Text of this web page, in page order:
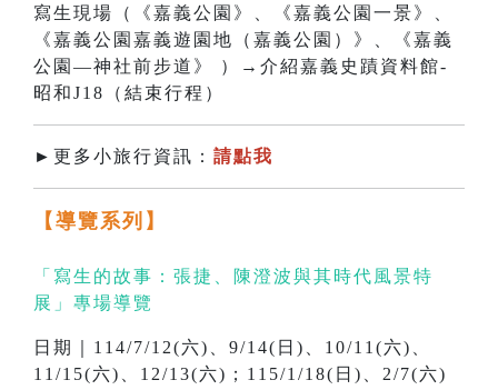
寫生現場（《嘉義公園》、《嘉義公園一景》、
《嘉義公園嘉義遊園地（嘉義公園）》、《嘉義
公園—神社前步道》 ）→介紹嘉義史蹟資料館-
昭和J18（結束行程）
►更多小旅行資訊： 請點我
【導覽系列】
「寫生的故事：張捷、陳澄波與其時代風景特
展」專場導覽
日期｜114/7/12(六)
、9/14(日)、10/11(六)、
11/15(六)、12/13(六)；115/1/18(日)、2/7(六)